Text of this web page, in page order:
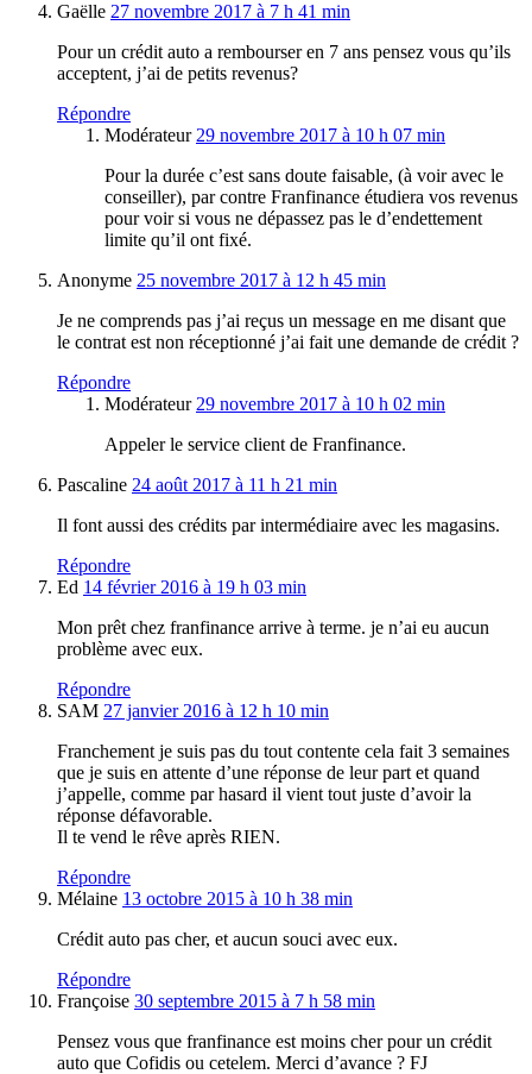
Gaëlle 27 novembre 2017 à 7 h 41 min
Pour un crédit auto a rembourser en 7 ans pensez vous qu’ils
acceptent, j’ai de petits revenus?
Répondre
Modérateur 29 novembre 2017 à 10 h 07 min
Pour la durée c’est sans doute faisable, (à voir avec le
conseiller), par contre Franfinance étudiera vos revenus
pour voir si vous ne dépassez pas le d’endettement
limite qu’il ont fixé.
Anonyme 25 novembre 2017 à 12 h 45 min
Je ne comprends pas j’ai reçus un message en me disant que
le contrat est non réceptionné j’ai fait une demande de crédit ?
Répondre
Modérateur 29 novembre 2017 à 10 h 02 min
Appeler le service client de Franfinance.
Pascaline 24 août 2017 à 11 h 21 min
Il font aussi des crédits par intermédiaire avec les magasins.
Répondre
Ed 14 février 2016 à 19 h 03 min
Mon prêt chez franfinance arrive à terme. je n’ai eu aucun
problème avec eux.
Répondre
SAM 27 janvier 2016 à 12 h 10 min
Franchement je suis pas du tout contente cela fait 3 semaines
que je suis en attente d’une réponse de leur part et quand
j’appelle, comme par hasard il vient tout juste d’avoir la
réponse défavorable.
Il te vend le rêve après RIEN.
Répondre
Mélaine 13 octobre 2015 à 10 h 38 min
Crédit auto pas cher, et aucun souci avec eux.
Répondre
Françoise 30 septembre 2015 à 7 h 58 min
Pensez vous que franfinance est moins cher pour un crédit
auto que Cofidis ou cetelem. Merci d’avance ? FJ